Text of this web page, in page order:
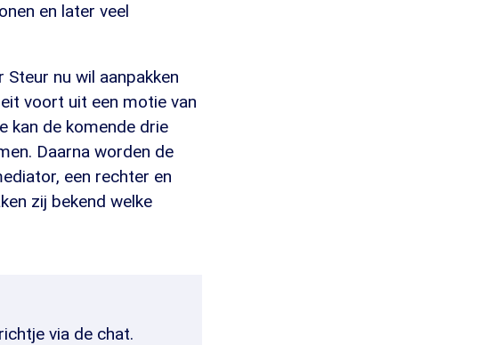
en later veel
nu wil aanpakken
voort uit een motie van
kan de komende drie
Daarna worden de
een rechter en
zij bekend welke
via de chat.